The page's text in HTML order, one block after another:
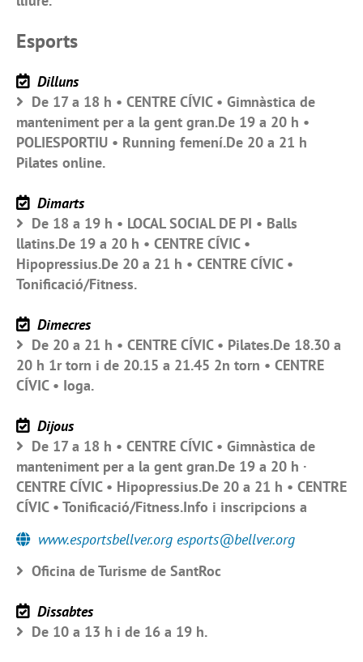
Esports
Dilluns
De 17 a 18 h • CENTRE CÍVIC • Gimnàstica de
manteniment per a la gent gran.De 19 a 20 h •
POLIESPORTIU • Running femení.De 20 a 21 h
Pilates online.
Dimarts
De 18 a 19 h • LOCAL SOCIAL DE PI • Balls
llatins.De 19 a 20 h • CENTRE CÍVIC •
Hipopressius.De 20 a 21 h • CENTRE CÍVIC •
Tonificació/Fitness.
Dimecres
De 20 a 21 h • CENTRE CÍVIC • Pilates.De 18.30 a
20 h 1r torn i de 20.15 a 21.45 2n torn • CENTRE
CÍVIC • Ioga.
Dijous
De 17 a 18 h • CENTRE CÍVIC • Gimnàstica de
manteniment per a la gent gran.De 19 a 20 h ·
CENTRE CÍVIC • Hipopressius.De 20 a 21 h • CENTRE
CÍVIC • Tonificació/Fitness.Info i inscripcions a
www.esportsbellver.org esports@bellver.org
Oficina de Turisme de SantRoc
Dissabtes
De 10 a 13 h i de 16 a 19 h.